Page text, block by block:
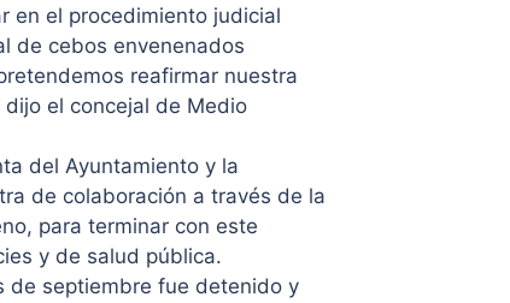
en el procedimiento judicial
de cebos envenenados
reafirmar nuestra
dijo el concejal de Medio
del Ayuntamiento y la
de colaboración a través de la
para terminar con este
y de salud pública.
de septiembre fue detenido y